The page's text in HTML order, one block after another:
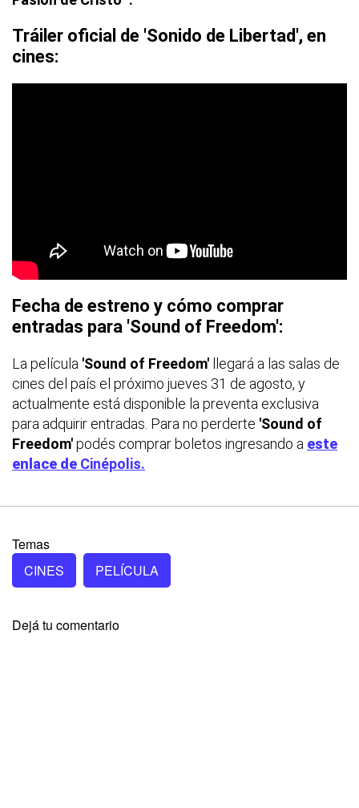
Tráiler oficial de 'Sonido de Libertad', en
cines:
Fecha de estreno y cómo comprar
entradas para 'Sound of Freedom':
La película 'Sound of Freedom'
llegará a las salas de
cines del país el próximo jueves 31 de agosto, y
actualmente está disponible la preventa exclusiva
para adquirir entradas. Para no perderte 'Sound of
Freedom'podés comprar boletos ingresando a este
enlace de Cinépolis.
Temas
CINES
PELÍCULA
Dejá tu comentario